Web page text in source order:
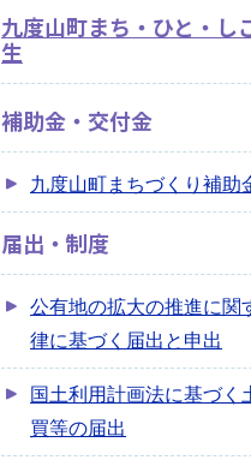
九度山町まち・ひと・し
生
補助金・交付金
九度山町まちづくり補助
届出・制度
公有地の拡大の推進に関
律に基づく届出と申出
国土利用計画法に基づく
買等の届出